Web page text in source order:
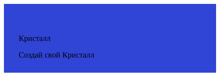
Кристалл
Создай свой Кристалл